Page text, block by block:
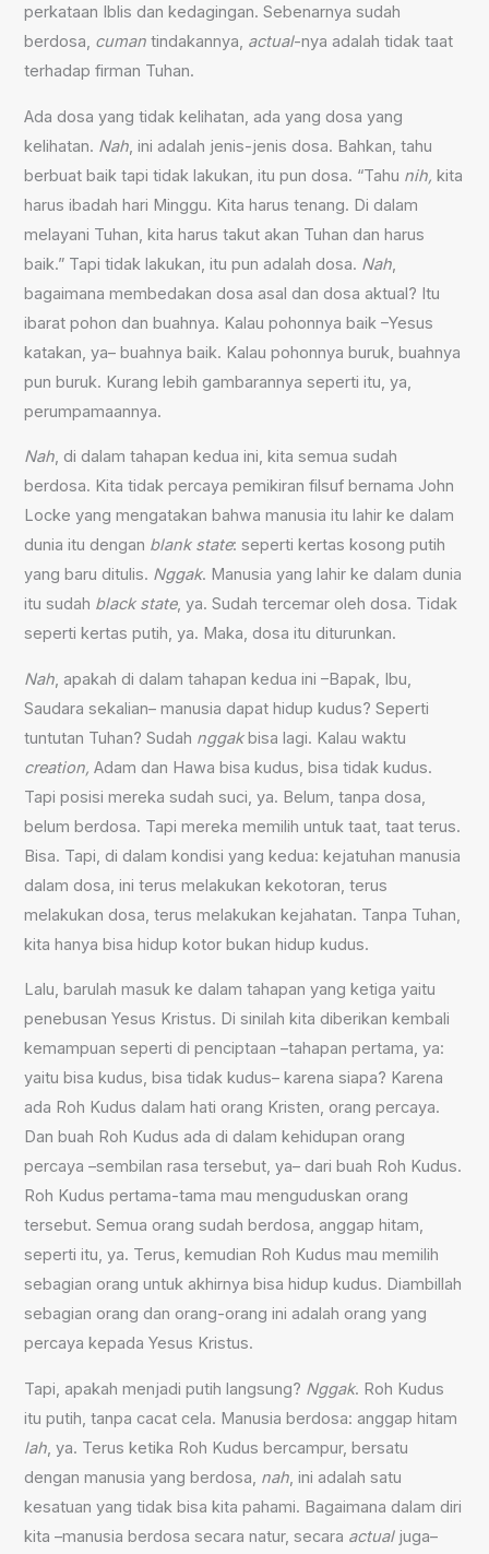
perkataan Iblis dan kedagingan. Sebenarnya sudah
berdosa, cuman tindakannya, actual-nya adalah tidak taat
terhadap firman Tuhan.
Ada dosa yang tidak kelihatan, ada yang dosa yang
kelihatan. Nah , ini adalah jenis-jenis dosa. Bahkan, tahu
berbuat baik tapi tidak lakukan, itu pun dosa. “Tahu nih, kita
harus ibadah hari Minggu. Kita harus tenang. Di dalam
melayani Tuhan, kita harus takut akan Tuhan dan harus
baik.” Tapi tidak lakukan, itu pun adalah dosa. Nah
bagaimana membedakan dosa asal dan dosa aktual? Itu
ibarat pohon dan buahnya. Kalau pohonnya baik –Yesus
katakan, ya– buahnya baik. Kalau pohonnya buruk, buahnya
pun buruk. Kurang lebih gambarannya seperti itu, ya,
perumpamaannya.
Nah, di dalam tahapan kedua ini, kita semua sudah
berdosa. Kita tidak percaya pemikiran filsuf bernama John
Locke yang mengatakan bahwa manusia itu lahir ke dalam
dunia itu dengan blank state: seperti kertas kosong putih
yang baru ditulis. Nggak. Manusia yang lahir ke dalam dunia
itu sudah black state, ya. Sudah tercemar oleh dosa. Tidak
seperti kertas putih, ya. Maka, dosa itu diturunkan.
Nah, apakah di dalam tahapan kedua ini –Bapak, Ibu,
Saudara sekalian– manusia dapat hidup kudus? Seperti
tuntutan Tuhan? Sudah nggakbisa lagi. Kalau waktu
creation, Adam dan Hawa bisa kudus, bisa tidak kudus.
Tapi posisi mereka sudah suci, ya. Belum, tanpa dosa,
belum berdosa. Tapi mereka memilih untuk taat, taat terus.
Bisa. Tapi, di dalam kondisi yang kedua: kejatuhan manusia
dalam dosa, ini terus melakukan kekotoran, terus
melakukan dosa, terus melakukan kejahatan. Tanpa Tuhan,
kita hanya bisa hidup kotor bukan hidup kudus.
Lalu, barulah masuk ke dalam tahapan yang ketiga yaitu
penebusan Yesus Kristus. Di sinilah kita diberikan kembali
kemampuan seperti di penciptaan –tahapan pertama, ya:
yaitu bisa kudus, bisa tidak kudus– karena siapa? Karena
ada Roh Kudus dalam hati orang Kristen, orang percaya.
Dan buah Roh Kudus ada di dalam kehidupan orang
percaya –sembilan rasa tersebut, ya– dari buah Roh Kudus.
Roh Kudus pertama-tama mau menguduskan orang
tersebut. Semua orang sudah berdosa, anggap hitam,
seperti itu, ya. Terus, kemudian Roh Kudus mau memilih
sebagian orang untuk akhirnya bisa hidup kudus. Diambillah
sebagian orang dan orang-orang ini adalah orang yang
percaya kepada Yesus Kristus.
Tapi, apakah menjadi putih langsung? Nggak. Roh Kudus
itu putih, tanpa cacat cela. Manusia berdosa: anggap hitam
lah, ya. Terus ketika Roh Kudus bercampur, bersatu
dengan manusia yang berdosa, nah, ini adalah satu
kesatuan yang tidak bisa kita pahami. Bagaimana dalam diri
kita –manusia berdosa secara natur, secara actualjuga–